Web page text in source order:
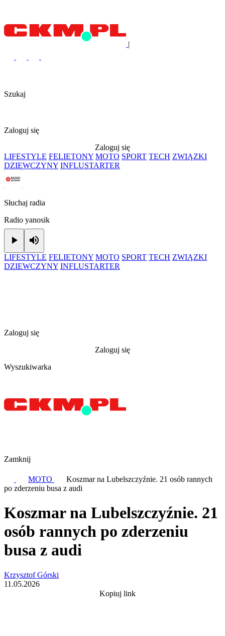
|
Szukaj
Zaloguj się
Zaloguj się
LIFESTYLE FELIETONY MOTO SPORT TECH ZWIĄZKI
DZIEWCZYNY INFLUSTARTER
Słuchaj radia
Radio yanosik
Play
LIFESTYLE FELIETONY MOTO SPORT TECH ZWIĄZKI
DZIEWCZYNY INFLUSTARTER
Zaloguj się
Zaloguj się
Wyszukiwarka
Zamknij
MOTO
Koszmar na Lubelszczyźnie. 21 osób rannych
po zderzeniu busa z audi
Koszmar na Lubelszczyźnie. 21
osób rannych po zderzeniu
busa z audi
Krzysztof Górski
11.05.2026
Kopiuj link